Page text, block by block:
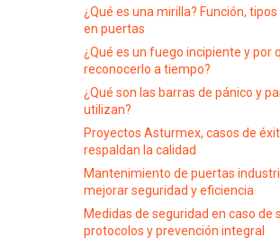
¿Qué es una mirilla? Función,
en puertas
¿Qué es un fuego incipiente y por
reconocerlo a tiempo?
¿Qué son las barras de pánico y
utilizan?
Proyectos Asturmex, casos de
respaldan la calidad
Mantenimiento de puertas
mejorar seguridad y eficiencia
Medidas de seguridad en caso de
protocolos y prevención integral